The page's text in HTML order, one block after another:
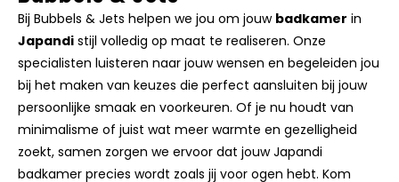
Bubbels & Jets
Bij Bubbels & Jets helpen we jou om jouwbadkamer
Japandistijl volledig op maat te realiseren. Onze
specialisten luisteren naar jouw wensen en begeleiden jou
bij het maken van keuzes die perfect aansluiten bij jouw
persoonlijke smaak en voorkeuren. Of je nu houdt van
minimalisme of juist wat meer warmte en gezelligheid
zoekt, samen zorgen we ervoor dat jouw Japandi